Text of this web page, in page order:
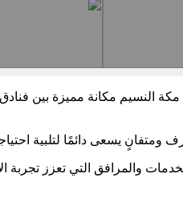
النسيم مكانة مميزة بين
ومتفانٍ يسعى دائمًا لتلبية
والمرافق التي تعزز تجربة